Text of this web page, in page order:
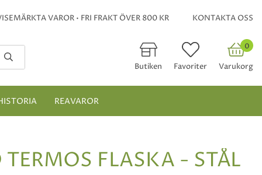
VAROR • FRI FRAKT ÖVER 800 KR KONTAKTA OSS
Butiken Favoriter
0
Varukorg
REAVAROR
FLASKA - STÅL